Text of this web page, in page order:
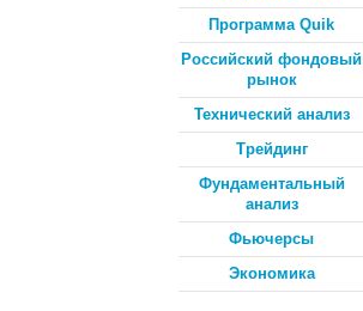
Программа Quik
Российский фондовый
рынок
Технический анализ
Трейдинг
Фундаментальный
анализ
Фьючерсы
Экономика